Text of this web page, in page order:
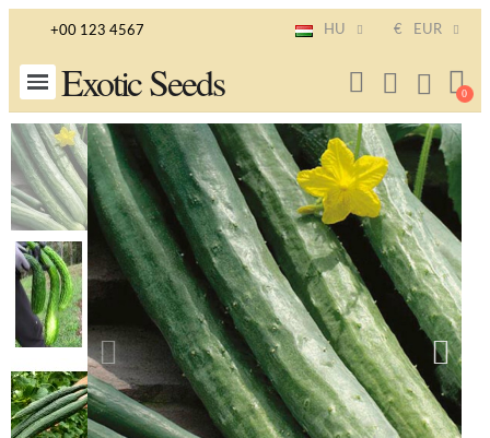
+00 123 4567 HU € EUR
Exotic Seeds